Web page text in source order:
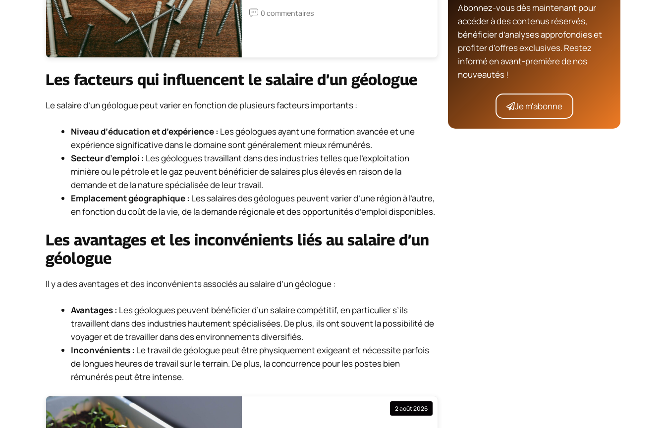
0 commentaires
Les facteurs qui influencent le salaire d’un géologue
Le salaire d’un géologue peut varier en fonction de plusieurs facteurs importants :
Niveau d’éducation et d’expérience : Les géologues ayant une formation avancée et une
expérience significative dans le domaine sont généralement mieux rémunérés.
Secteur d’emploi : Les géologues travaillant dans des industries telles que l’exploitation
minière ou le pétrole et le gaz peuvent bénéficier de salaires plus élevés en raison de la
demande et de la nature spécialisée de leur travail.
Emplacement géographique : Les salaires des géologues peuvent varier d’une région à l’autre,
en fonction du coût de la vie, de la demande régionale et des opportunités d’emploi disponibles.
Les avantages et les inconvénients liés au salaire d’un
géologue
Il y a des avantages et des inconvénients associés au salaire d’un géologue :
Avantages : Les géologues peuvent bénéficier d’un salaire compétitif, en particulier s’ils
travaillent dans des industries hautement spécialisées. De plus, ils ont souvent la possibilité de
voyager et de travailler dans des environnements diversifiés.
Inconvénients : Le travail de géologue peut être physiquement exigeant et nécessite parfois
de longues heures de travail sur le terrain. De plus, la concurrence pour les postes bien
rémunérés peut être intense.
2 août 2026
Abonnez-vous dès maintenant pour
accéder à des contenus réservés,
bénéficier d’analyses approfondies et
profiter d’offres exclusives. Restez
informé en avant-première de nos
nouveautés !
Je m'abonne